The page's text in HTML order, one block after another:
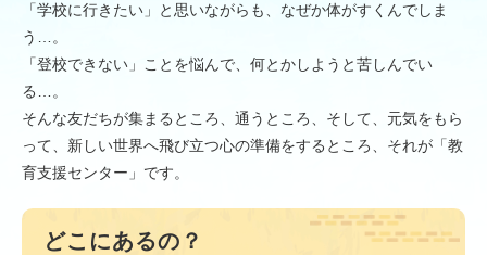
「学校に行きたい」と思いながらも、なぜか体がすくんでしま
う…。
「登校できない」ことを悩んで、何とかしようと苦しんでい
る…。
そんな友だちが集まるところ、通うところ、そして、元気をもら
って、新しい世界へ飛び立つ心の準備をするところ、それが「教
育支援センター」です。
どこにあるの？